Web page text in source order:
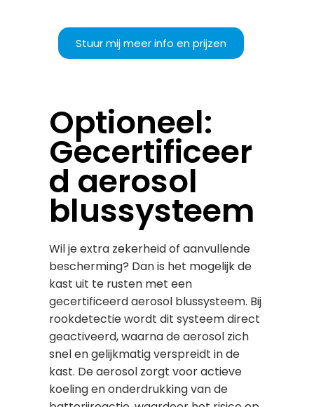
Stuur mij meer info en prijzen
Optioneel:
Gecertificeer
d aerosol
blussysteem
Wil je extra zekerheid of aanvullende
bescherming? Dan is het mogelijk de
kast uit te rusten met een
gecertificeerd aerosol blussysteem. Bij
rookdetectie wordt dit systeem direct
geactiveerd, waarna de aerosol zich
snel en gelijkmatig verspreidt in de
kast. De aerosol zorgt voor actieve
koeling en onderdrukking van de